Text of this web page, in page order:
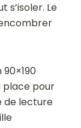
s’isoler. Le
place pour
de lecture